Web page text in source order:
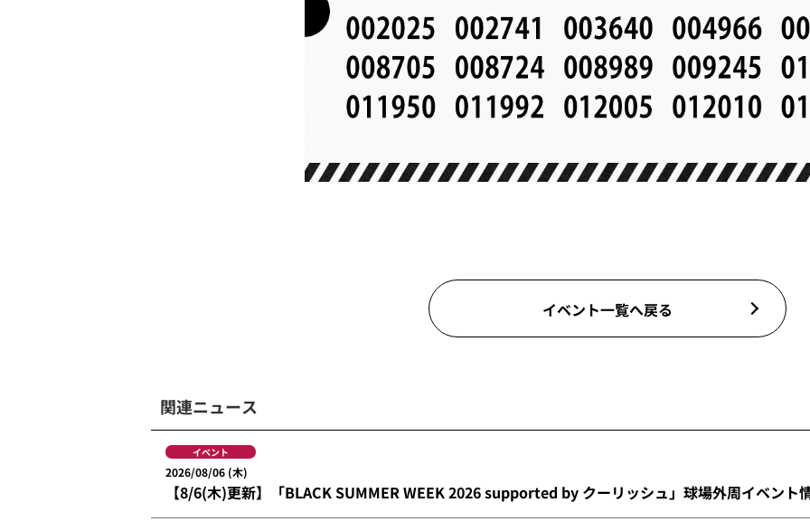
イベント一覧へ戻る
関連ニュース
イベント
2026/08/06 (木)
【8/6(木)更新】「BLACK SUMMER WEEK 2026 supported by クーリッシュ」球場外周イベント